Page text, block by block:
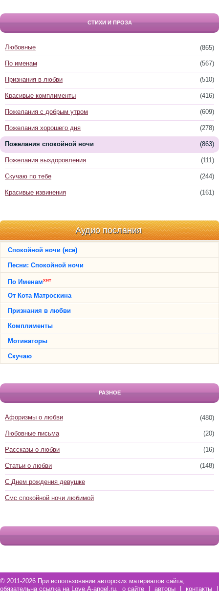
СТИХИ И ПРОЗА
(865)
Любовные
(567)
По именам
(510)
Признания в любви
(416)
Красивые комплименты
(609)
Пожелания с добрым утром
(278)
Пожелания хорошего дня
(863)
Пожелания спокойной ночи
(111)
Пожелания выздоровления
(244)
Скучаю по тебе
(161)
Красивые извинения
Аудио послания
Спокойной ночи (все)
Песни: Спокойной ночи
По Именамхит
От Кота Матроскина
Признания в любви
Комплименты
Мотиваторы
Скучаю
РАЗНОЕ
(480)
Афоризмы о любви
(20)
Любовные письма
(16)
Рассказы о любви
(148)
Статьи о любви
С Днем рождения девушке
Смс спокойной ночи любимой
© 2011-2026 При использовании авторских материалов сайта,
обязательна ссылка на Love.A-angel.ru.
о сайте авторы контакты